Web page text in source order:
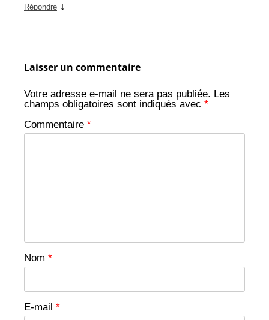
Répondre ↓
Laisser un commentaire
Votre adresse e-mail ne sera pas publiée. Les
champs obligatoires sont indiqués avec *
Commentaire *
Nom *
E-mail *